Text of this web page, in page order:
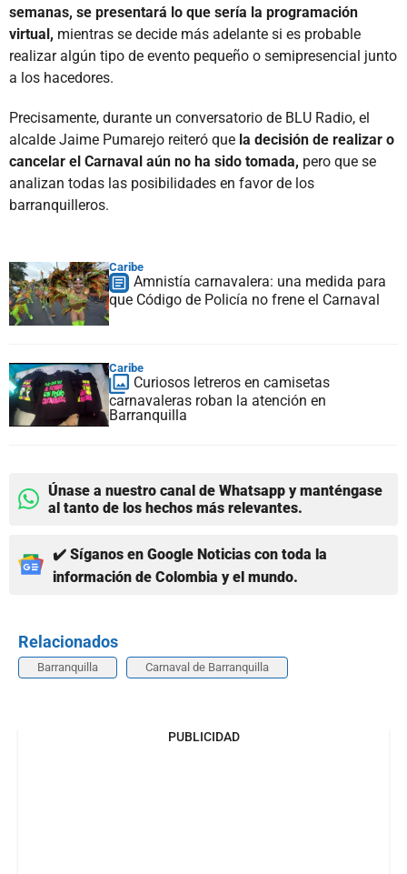
semanas, se presentará lo que sería la programación
virtual, mientras se decide más adelante si es probable
realizar algún tipo de evento pequeño o semipresencial junto
a los hacedores.
Precisamente, durante un conversatorio de BLU Radio, el
alcalde Jaime Pumarejo reiteró que la decisión de realizar o
cancelar el Carnaval aún no ha sido tomada, pero que se
analizan todas las posibilidades en favor de los
barranquilleros.
Caribe
Amnistía carnavalera: una medida para
que Código de Policía no frene el Carnaval
Caribe
Curiosos letreros en camisetas
carnavaleras roban la atención en
Barranquilla
Únase a nuestro canal de Whatsapp y manténgase
al tanto de los hechos más relevantes.
✔️ Síganos en Google Noticias con toda la
información de Colombia y el mundo.
Relacionados
Barranquilla Carnaval de Barranquilla
PUBLICIDAD